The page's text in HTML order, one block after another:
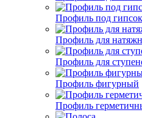
Профиль под
Профиль для
Профиль для
Профиль фигурный
Профиль